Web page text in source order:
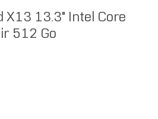
X13 13.3" Intel Core
512 Go